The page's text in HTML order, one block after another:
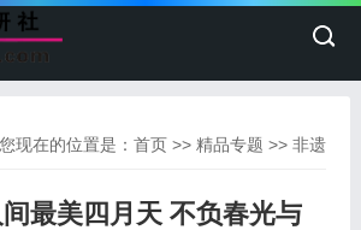
您现在的位置是：首页 >>精品专题 >>非遗
最美四月天 不负春光与